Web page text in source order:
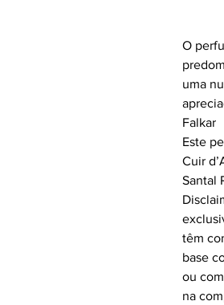
O
uma
Falkar
Este
Cuir
Santal
têm
base
ou
na